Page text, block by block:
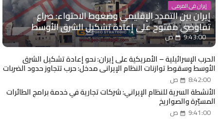
إيران في المرمى
إيران بين التمدد الإقليمي وضغوط الاحتواء: صراع
تفاوضي مفتوح على إعادة تشكيل الشرق الأوسط
9:43:00 ص
الحرب الإسرائيلية – الأمريكية على إيران: نحو إعادة تشكيل الشرق
الأوسط وسقوط توازنات النظام الإيراني مدخل: حرب تتجاوز حدود الضربات
العسكرية
8:42:00 ص
الأنشطة السرية للنظام الإيراني: شركات تجارية في خدمة برامج الطائرات
المسيّرة والصواريخ
9:41:00 ص